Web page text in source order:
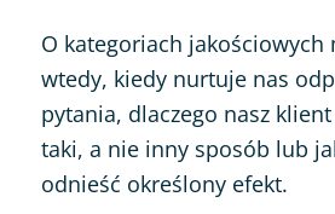
O kategoriach jakościowych
wtedy, kiedy nurtuje nas
pytania, dlaczego nasz
taki, a nie inny sposób lub
odnieść określony efekt.